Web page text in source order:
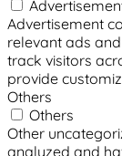
Advertisement
relevant ads
track visitors
provide
Others
Others
Other
analyzed and